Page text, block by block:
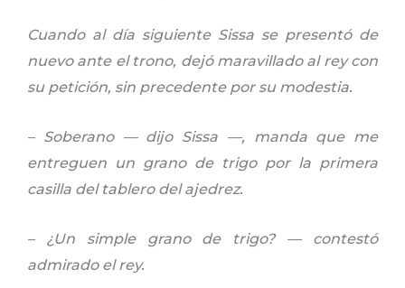
Cuando al día siguiente Sissa se presentó de
nuevo ante el trono, dejó maravillado al rey con
su petición, sin precedente por su modestia.
– Soberano — dijo Sissa —, manda que me
entreguen un grano de trigo por la primera
casilla del tablero del ajedrez.
– ¿Un simple grano de trigo? — contestó
admirado el rey.